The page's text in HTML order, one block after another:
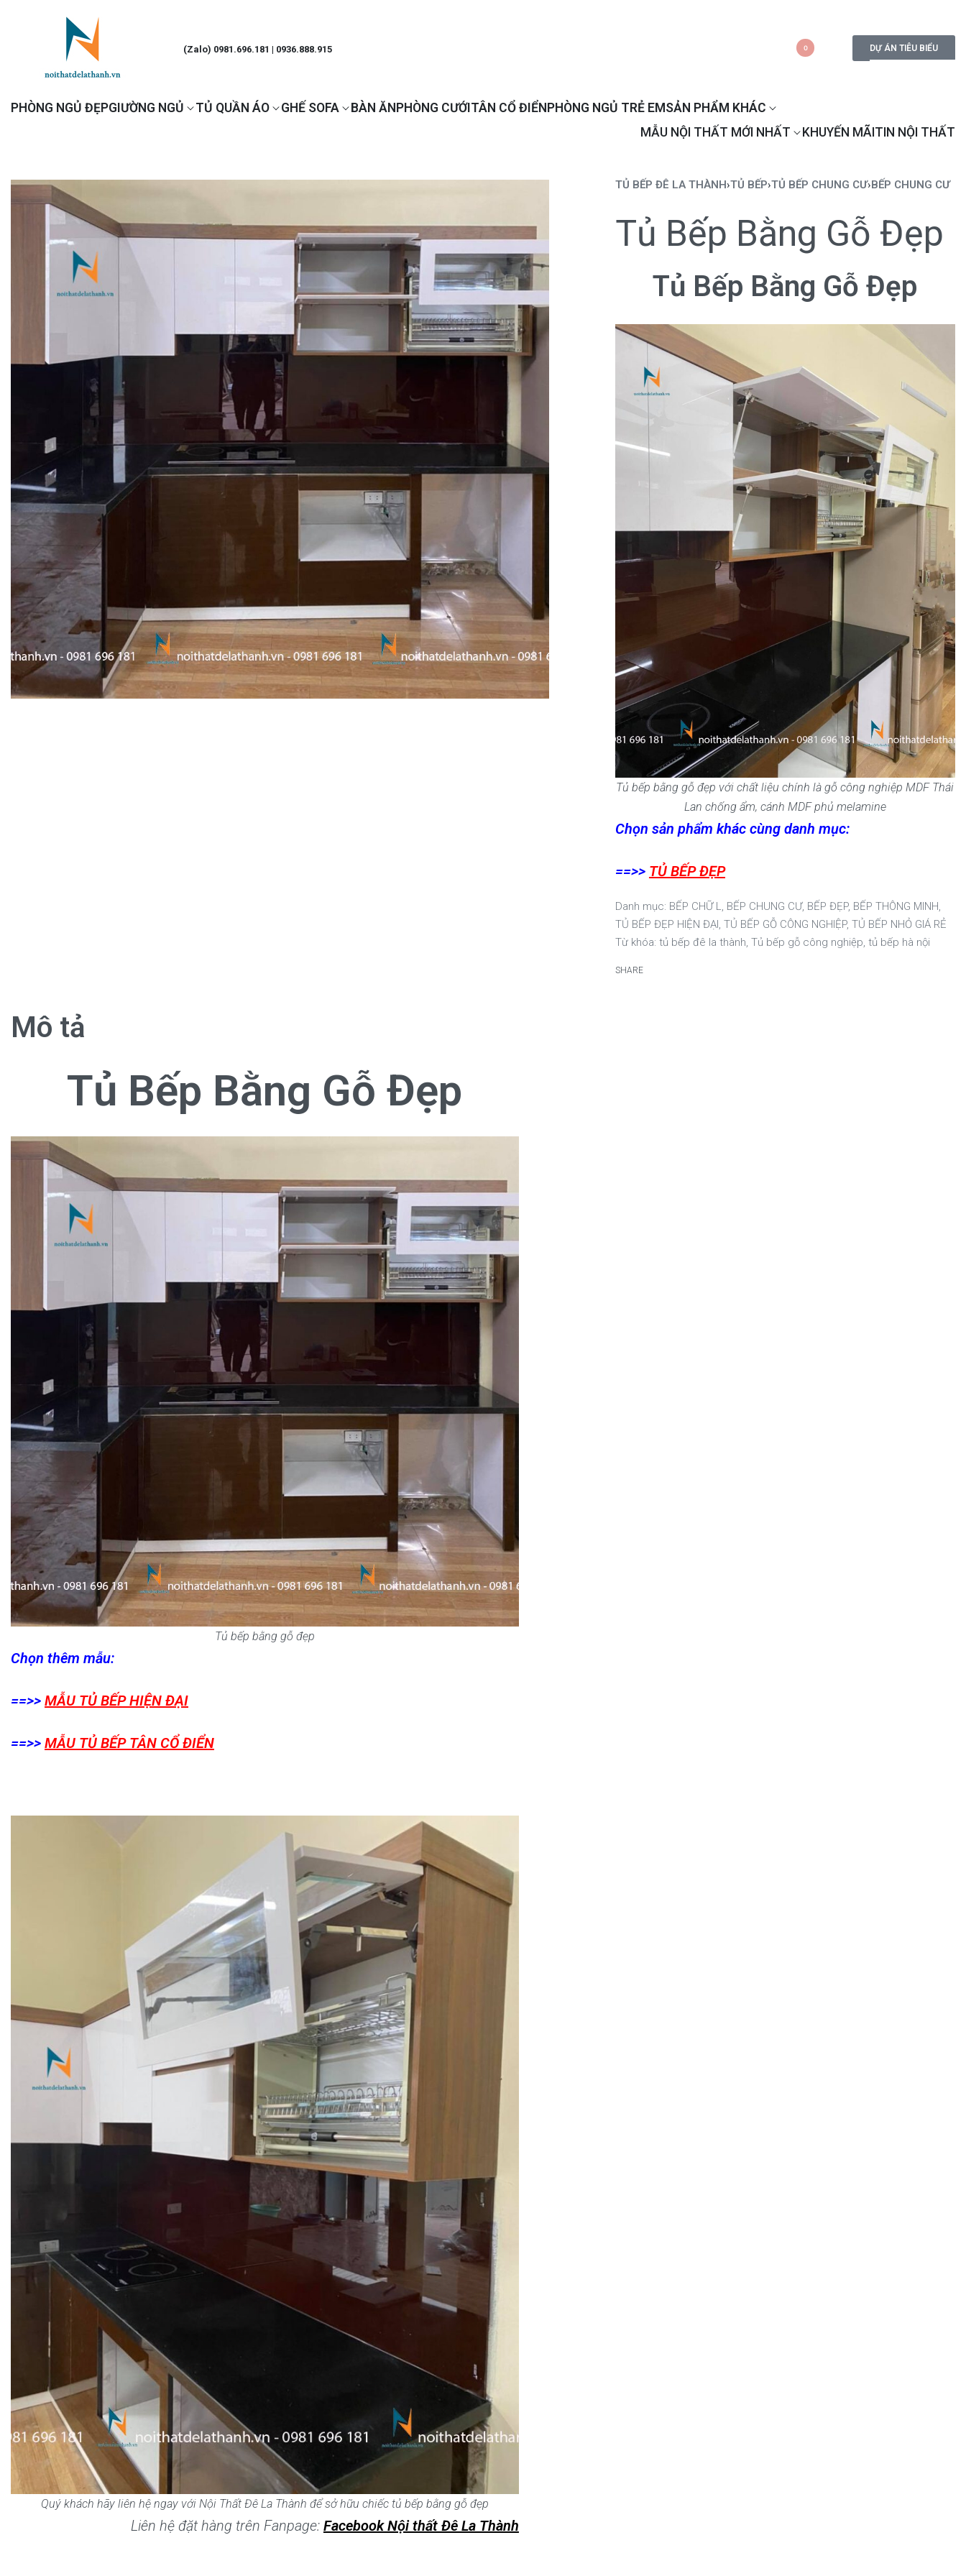
(Zalo) 0981.696.181 | 0936.888.915 0 DỰ ÁN TIÊU BIỂU
PHÒNG NGỦ ĐẸPGIƯỜNG NGỦ TỦ QUẦN ÁO GHẾ SOFA BÀN ĂN PHÒNG CƯỚI TÂN CỔ ĐIỂN PHÒNG NGỦ TRẺ EM SẢN PHẨM KHÁC
MẪU NỘI THẤT MỚI NHẤT
KHUYẾN MÃI TIN NỘI THẤT
TỦ BẾP ĐÊ LA THÀNH›TỦ BẾP›TỦ BẾP CHUNG CƯ›BẾP CHUNG CƯ
Tủ Bếp Bằng Gỗ Đẹp
Tủ Bếp Bằng Gỗ Đẹp
Tủ bếp bằng gỗ đẹp với chất liệu chính là gỗ công nghiệp MDF Thái
Lan chống ẩm, cánh MDF phủ melamine
Chọn sản phẩm khác cùng danh mục:
==>> TỦ BẾP ĐẸP
Danh mục: BẾP CHỮ L, BẾP CHUNG CƯ, BẾP ĐẸP, BẾP THÔNG MINH,
TỦ BẾP ĐẸP HIỆN ĐẠI, TỦ BẾP GỖ CÔNG NGHIỆP, TỦ BẾP NHỎ GIÁ RẺ
Từ khóa: tủ bếp đê la thành, Tủ bếp gỗ công nghiệp, tủ bếp hà nội
SHARE
Mô tả
Tủ Bếp Bằng Gỗ Đẹp
Tủ bếp bằng gỗ đẹp
Chọn thêm mẫu:
==>> MẪU TỦ BẾP HIỆN ĐẠI
==>> MẪU TỦ BẾP TÂN CỔ ĐIỂN
Quý khách hãy liên hệ ngay với Nội Thất Đê La Thành để sở hữu chiếc tủ bếp bằng gỗ đẹp
Liên hệ đặt hàng trên Fanpage: Facebook Nội thất Đê La Thành